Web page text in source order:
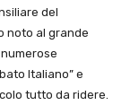
del
noto al grande
Italiano” e
tutto da ridere.